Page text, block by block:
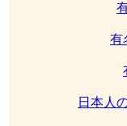
有
日本人